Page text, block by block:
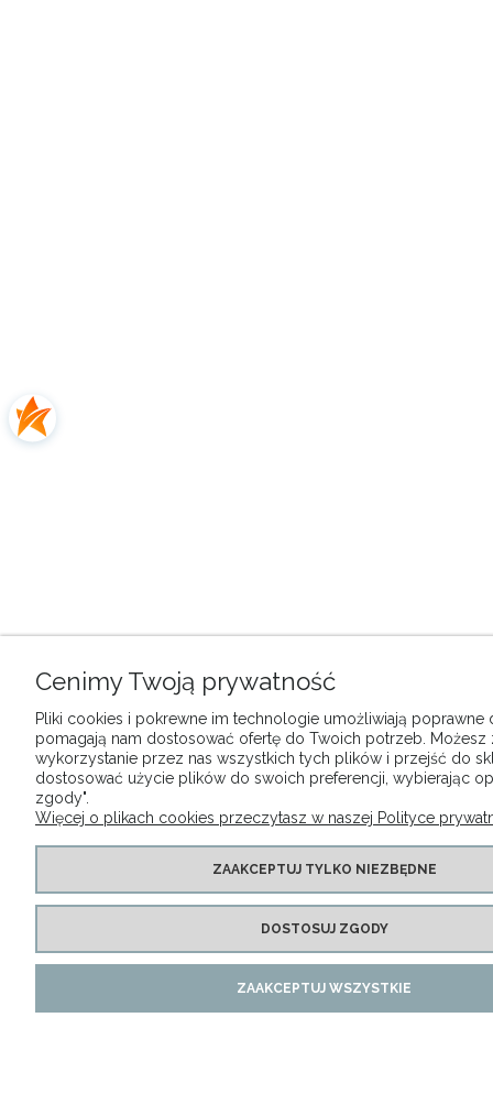
Cenimy Twoją prywatność
Pliki cookies i pokrewne im technologie umożliwiają poprawne
pomagają nam dostosować ofertę do Twoich potrzeb. Możesz
wykorzystanie przez nas wszystkich tych plików i przejść do
dostosować użycie plików do swoich preferencji, wybierając
zgody".
Więcej o plikach cookies przeczytasz w naszej Polityce
ZAAKCEPTUJ TYLKO NIEZBĘDNE
DOSTOSUJ ZGODY
ZAAKCEPTUJ WSZYSTKIE